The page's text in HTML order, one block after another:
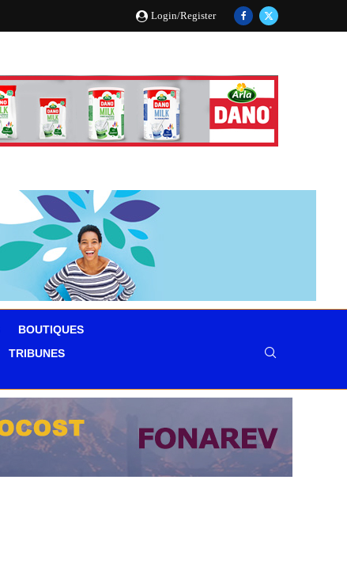
Login/Register
BOUTIQUES
TRIBUNES